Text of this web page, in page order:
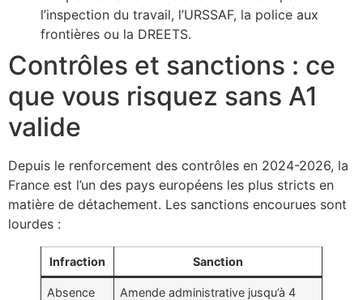
l’inspection du travail, l’URSSAF, la police aux
frontières ou la DREETS.
Contrôles et sanctions : ce
que vous risquez sans A1
valide
Depuis le renforcement des contrôles en 2024-2026, la
France est l’un des pays européens les plus stricts en
matière de détachement. Les sanctions encourues sont
lourdes :
Infraction Sanction
Absence
Amende administrative jusqu’à 4